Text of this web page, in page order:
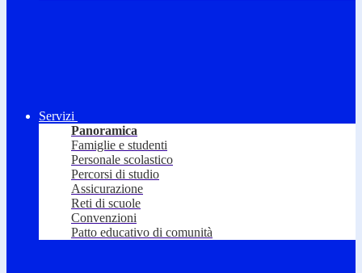
Servizi
Panoramica
Famiglie e studenti
Personale scolastico
Percorsi di studio
Assicurazione
Reti di scuole
Convenzioni
Patto educativo di comunità